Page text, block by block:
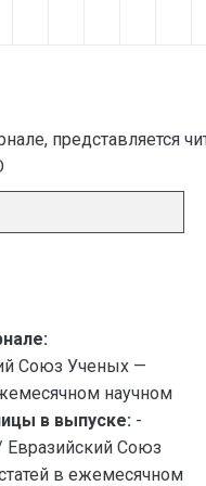
представляется
Союз Ученых —
научном
в выпуске: -
Евразийский Союз
в ежемесячном